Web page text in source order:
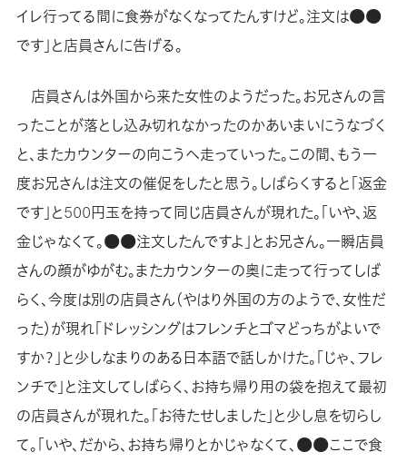
イレ行ってる間に食券がなくなってたんすけど。注文は●●
です」と店員さんに告げる。
店員さんは外国から来た女性のようだった。お兄さんの言
ったことが落とし込み切れなかったのかあいまいにうなづく
と、またカウンターの向こうへ走っていった。この間、もう一
度お兄さんは注文の催促をしたと思う。しばらくすると「返金
です」と500円玉を持って同じ店員さんが現れた。「いや、返
金じゃなくて。●●注文したんですよ」とお兄さん。一瞬店員
さんの顔がゆがむ。またカウンターの奥に走って行ってしば
らく、今度は別の店員さん（やはり外国の方のようで、女性だ
った）が現れ「ドレッシングはフレンチとゴマどっちがよいで
すか？」と少しなまりのある日本語で話しかけた。「じゃ、フレ
ンチで」と注文してしばらく、お持ち帰り用の袋を抱えて最初
の店員さんが現れた。「お待たせしました」と少し息を切らし
て。「いや、だから、お持ち帰りとかじゃなくて、●●ここで食